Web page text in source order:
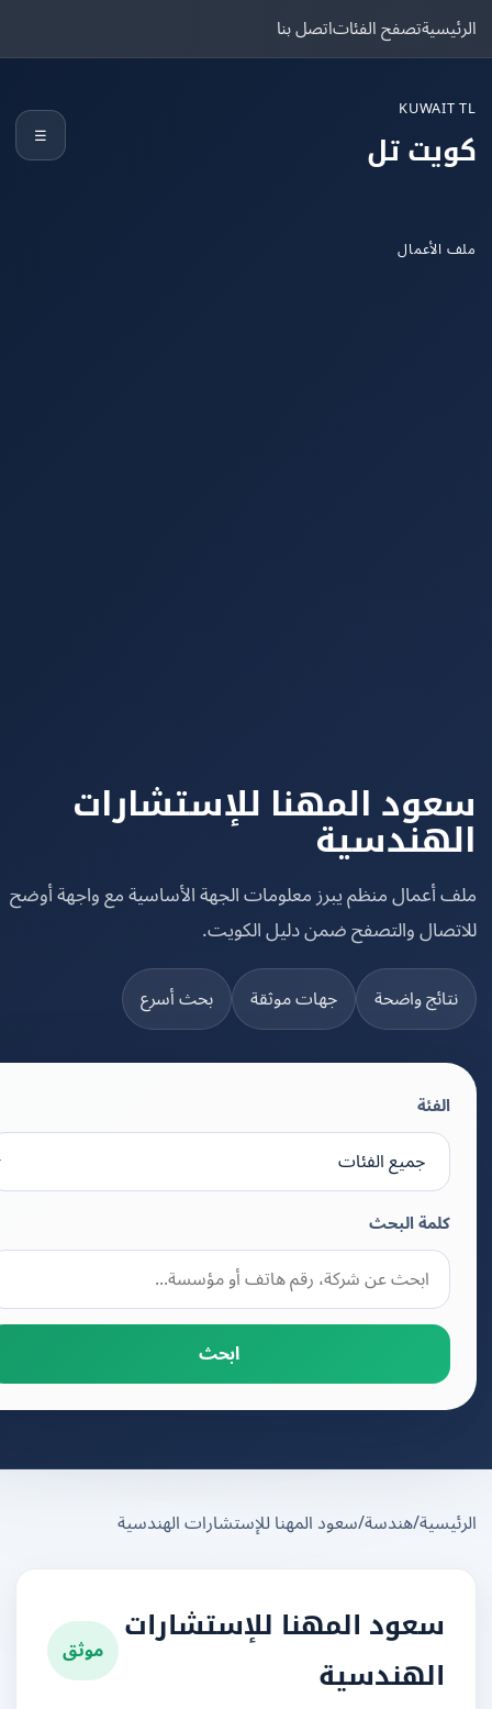
تصفح الفئاتاتصل بنا
تل
المهنا للإستشارات
منظم يبرز معلومات الجهة الأساسية مع واجهة أوضح
والتصفح ضمن دليل الكويت.
واضحة جهات موثقة بحث أسرع
كلمة البحث
ابحث
/هندسة/سعود المهنا للإستشارات الهندسية
سعود المهنا للإستشارات
الهندسية
موثق